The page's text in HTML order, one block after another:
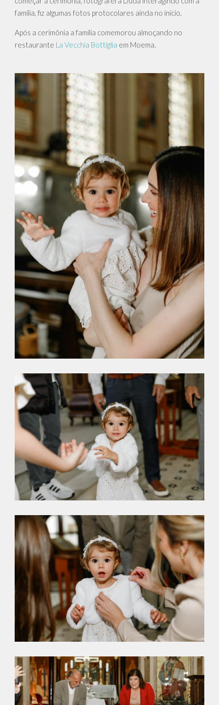
família, fiz algumas fotos protocolares ainda no início.
Após a cerimônia a família comemorou almoçando no
restaurante La Vecchia Bottiglia em Moema.